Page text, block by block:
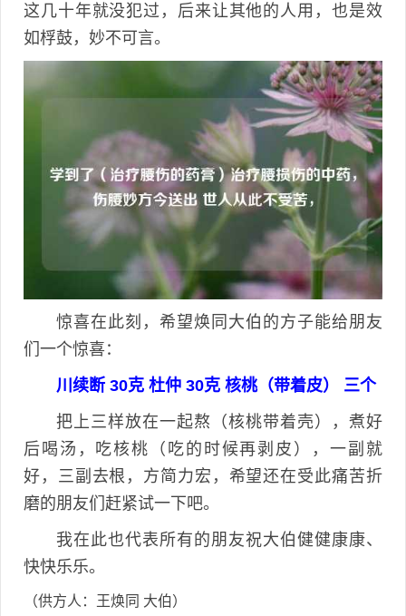
这几十年就没犯过，后来让其他的人用，也是效
如桴鼓，妙不可言。
惊喜在此刻，希望焕同大伯的方子能给朋友
们一个惊喜：
川续断 30克 杜仲 30克 核桃（带着皮） 三个
把上三样放在一起熬（核桃带着壳），煮好
后喝汤，吃核桃（吃的时候再剥皮），一副就
好，三副去根，方简力宏，希望还在受此痛苦折
磨的朋友们赶紧试一下吧。
我在此也代表所有的朋友祝大伯健健康康、
快快乐乐。
（供方人：王焕同 大伯）